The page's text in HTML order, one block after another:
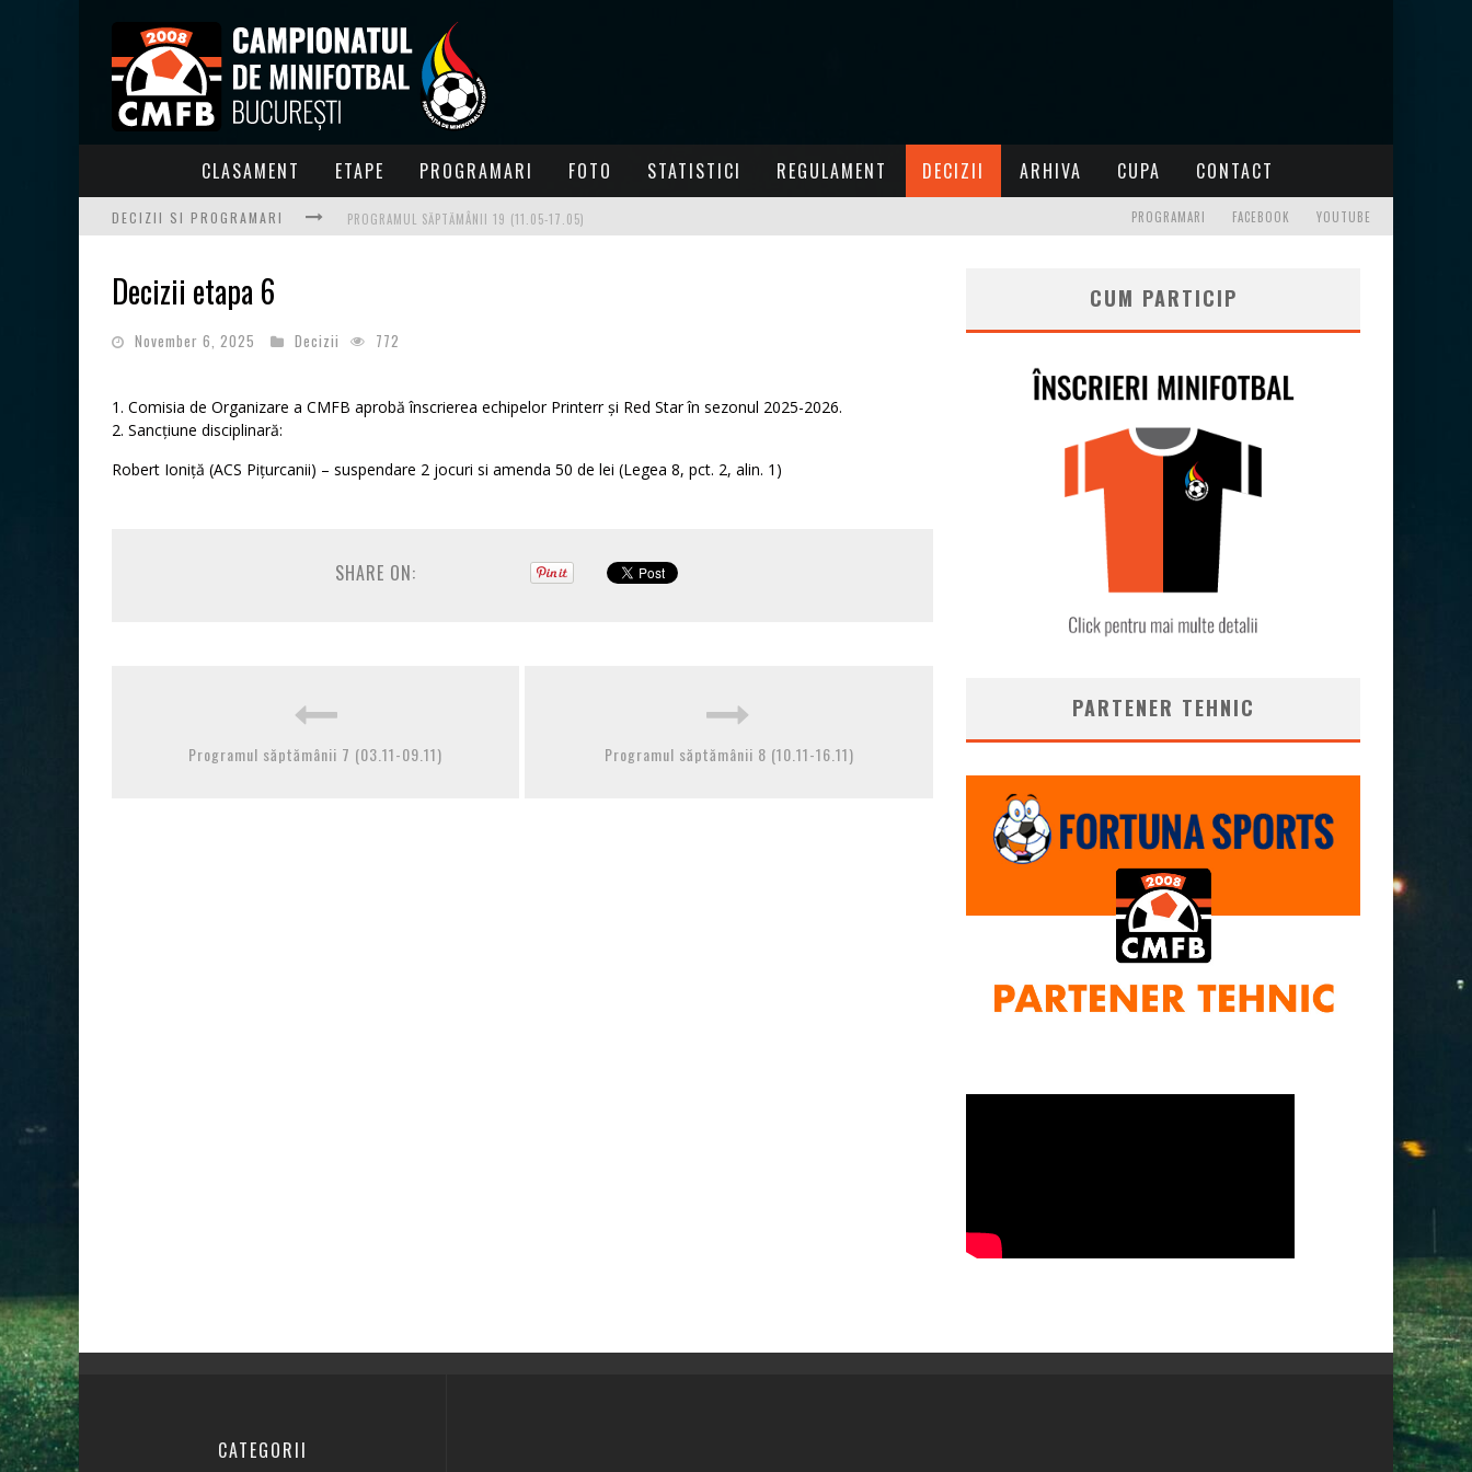
CLASAMENT ETAPE PROGRAMARI FOTO STATISTICI REGULAMENT DECIZII ARHIVA CUPA CONTACT
DECIZII SI PROGRAMARI PROGRAMUL SĂPTĂMÂNII 19 (11.05-17.05)
PROGRAMUL SĂPTĂMÂNII 22/24 (01.06-07.06)
PROGRAMARI FACEBOOK YOUTUBE
Decizii etapa 6
November 6, 2025 Decizii 772
Comisia de Organizare a CMFB aprobă înscrierea echipelor Printerr și Red Star în sezonul 2025-2026.
Sancțiune disciplinară:
Robert Ioniță (ACS Pițurcanii) – suspendare 2 jocuri si amenda 50 de lei (Legea 8, pct. 2, alin. 1)
SHARE ON:
Programul săptămânii 7 (03.11-09.11) Programul săptămânii 8 (10.11-16.11)
CUM PARTICIP
PARTENER TEHNIC
CATEGORII